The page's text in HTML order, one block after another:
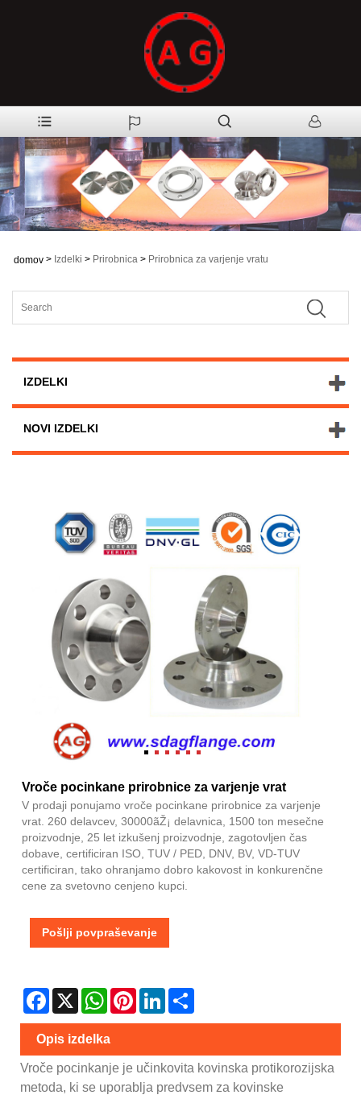
domov > Izdelki > Prirobnica > Prirobnica za varjenje vratu
IZDELKI
NOVI IZDELKI
Vroče pocinkane prirobnice za varjenje vrat
V prodaji ponujamo vroče pocinkane prirobnice za varjenje
vrat. 260 delavcev, 30000ãŽ¡ delavnica, 1500 ton mesečne
proizvodnje, 25 let izkušenj proizvodnje, zagotovljen čas
dobave, certificiran ISO, TUV / PED, DNV, BV, VD-TUV
certificiran, tako ohranjamo dobro kakovost in konkurenčne
cene za svetovno cenjeno kupci.
Pošlji povpraševanje
Facebook
X WhatsAppPinterestLinkedIn
Opis izdelka
Vroče pocinkanje je učinkovita kovinska protikorozijska
metoda, ki se uporablja predvsem za kovinske